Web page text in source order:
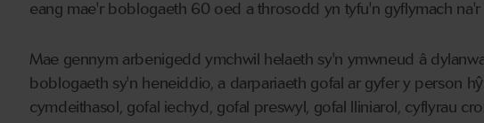
eang mae'r boblogaeth 60 oed a throsodd yn tyfu'n gyflymach
Mae gennym arbenigedd ymchwil helaeth sy'n ymwneud â
boblogaeth sy'n heneiddio, a darpariaeth gofal ar gyfer y person
cymdeithasol, gofal iechyd, gofal preswyl, gofal lliniarol, cyflyrau